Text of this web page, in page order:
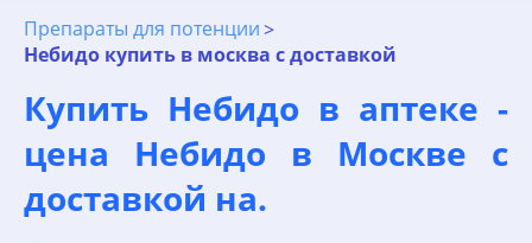
Препараты для потенции
Небидо купить в москва с доставкой
Купить Небидо в аптеке -
цена Небидо в Москве с
доставкой на.